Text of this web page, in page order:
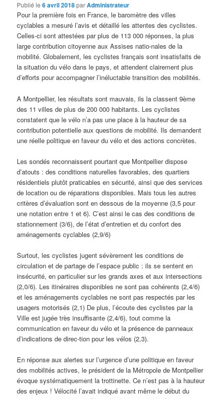
Publié le6 avril 2018parAdministrateur
Pour la première fois en France, le baromètre des villes
cyclables a mesuré l’avis et détaillé les attentes des cyclistes.
Celles-ci sont attestées par plus de 113 000 réponses, la plus
large contribution citoyenne aux Assises natio-nales de la
mobilité. Globalement, les cyclistes français sont insatisfaits de
la situation du vélo dans le pays, et attendent clairement plus
d’efforts pour accompagner l’inéluctable transition des mobilités.
A Montpellier, les résultats sont mauvais, ils la classent 9ème
des 11 villes de plus de 200 000 habitants. Les cyclistes
constatent que le vélo n’a pas une place à la hauteur de sa
contribution potentielle aux questions de mobilité. Ils demandent
une réelle politique en faveur du vélo et des actions concrètes.
Les sondés reconnaissent pourtant que Montpellier dispose
d’atouts : des conditions naturelles favorables, des quartiers
résidentiels plutôt praticables en sécurité, ainsi que des services
de location ou de réparations disponibles. Mais tous les autres
critères d’évaluation sont en dessous de la moyenne (3,5 pour
une notation entre 1 et 6). C’est ainsi le cas des conditions de
stationnement (3/6), de l’état d’entretien et du confort des
aménagements cyclables (2,9/6)
Surtout, les cyclistes jugent sévèrement les conditions de
circulation et de partage de l’espace public : ils se sentent en
insécurité, en particulier sur les grands axes et aux intersections
(2,0/6). Les itinéraires disponibles ne sont pas cohérents (2,4/6)
et les aménagements cyclables ne sont pas respectés par les
usagers motorisés (2,1) De plus, l’écoute des cyclistes par la
Ville est jugée très insuffisante (2,4/6), tout comme la
communication en faveur du vélo et la présence de panneaux
d’indications de direc-tion pour les vélos (2,3).
En réponse aux alertes sur l’urgence d’une politique en faveur
des mobilités actives, le président de la Métropole de Montpellier
évoque systématiquement la trottinette. Ce n’est pas à la hauteur
des enjeux ! Vélocité l’avait indiqué avant même le début du